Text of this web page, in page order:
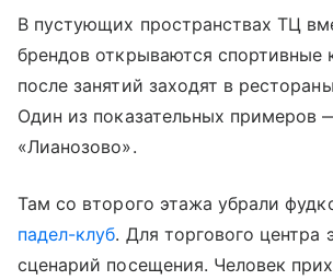
В пустующих пространствах ТЦ
брендов открываются спортивные
после занятий заходят в
Один из показательных примеров
«Лианозово».
Там со второго этажа убрали
падел-клуб. Для торгового центра
сценарий посещения. Человек